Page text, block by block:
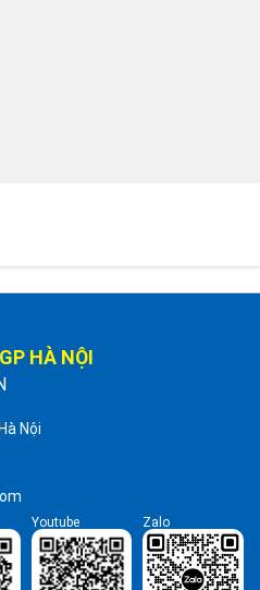
HÀ NỘI
Nội
Youtube Zalo